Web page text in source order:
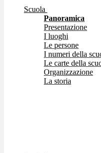
Scuola
Panoramica
Presentazione
I luoghi
Le persone
I numeri della
Le carte della
Organizzazione
La storia